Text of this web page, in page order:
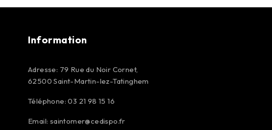
Information
Adresse: 79 Rue du Noir Cornet,
62500 Saint-Martin-lez-Tatinghem
Téléphone: 03 21 98 15 16
Email: saintomer@cedispo.fr